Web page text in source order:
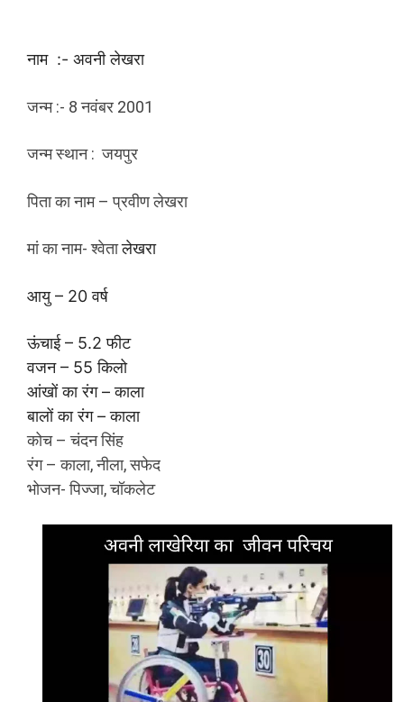
नाम :- अवनी लेखरा
जन्म :- 8 नवंबर 2001
जन्म स्थान : जयपुर
पिता का नाम – प्रवीण लेखरा
मां का नाम- श्वेतालेखरा
आयु – 20 वर्ष
ऊंचाई – 5.2 फीट
वजन – 55 किलो
आंखों का रंग – काला
बालों का रंग – काला
कोच – चंदन सिंह
रंग – काला, नीला, सफेद
भोजन- पिज्जा, चॉकलेट